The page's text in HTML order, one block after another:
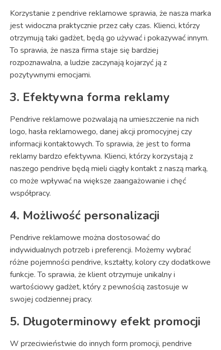
Korzystanie z pendrive reklamowe sprawia, że nasza marka
jest widoczna praktycznie przez cały czas. Klienci, którzy
otrzymują taki gadżet, będą go używać i pokazywać innym.
To sprawia, że nasza firma staje się bardziej
rozpoznawalna, a ludzie zaczynają kojarzyć ją z
pozytywnymi emocjami.
3. Efektywna forma reklamy
Pendrive reklamowe pozwalają na umieszczenie na nich
logo, hasła reklamowego, danej akcji promocyjnej czy
informacji kontaktowych. To sprawia, że jest to forma
reklamy bardzo efektywna. Klienci, którzy korzystają z
naszego pendrive będą mieli ciągły kontakt z naszą marką,
co może wpływać na większe zaangażowanie i chęć
współpracy.
4. Możliwość personalizacji
Pendrive reklamowe można dostosować do
indywidualnych potrzeb i preferencji. Możemy wybrać
różne pojemności pendrive, kształty, kolory czy dodatkowe
funkcje. To sprawia, że klient otrzymuje unikalny i
wartościowy gadżet, który z pewnością zastosuje w
swojej codziennej pracy.
5. Długoterminowy efekt promocji
W przeciwieństwie do innych form promocji, pendrive